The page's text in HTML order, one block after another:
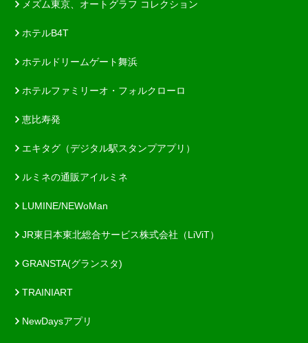
メズム東京、オートグラフ コレクション
ホテルB4T
ホテルドリームゲート舞浜
ホテルファミリーオ・フォルクローロ
恵比寿発
エキタグ（デジタル駅スタンプアプリ）
ルミネの通販アイルミネ
LUMINE/NEWoMan
JR東日本東北総合サービス株式会社（LiViT）
GRANSTA(グランスタ)
TRAINIART
NewDaysアプリ